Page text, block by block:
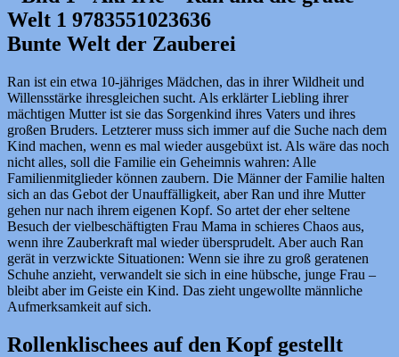
Bunte Welt der Zauberei
Ran ist ein etwa 10-jähriges Mädchen, das in ihrer Wildheit und
Willensstärke ihresgleichen sucht. Als erklärter Liebling ihrer
mächtigen Mutter ist sie das Sorgenkind ihres Vaters und ihres
großen Bruders. Letzterer muss sich immer auf die Suche nach dem
Kind machen, wenn es mal wieder ausgebüxt ist. Als wäre das noch
nicht alles, soll die Familie ein Geheimnis wahren: Alle
Familienmitglieder können zaubern. Die Männer der Familie halten
sich an das Gebot der Unauffälligkeit, aber Ran und ihre Mutter
gehen nur nach ihrem eigenen Kopf. So artet der eher seltene
Besuch der vielbeschäftigten Frau Mama in schieres Chaos aus,
wenn ihre Zauberkraft mal wieder übersprudelt. Aber auch Ran
gerät in verzwickte Situationen: Wenn sie ihre zu groß geratenen
Schuhe anzieht, verwandelt sie sich in eine hübsche, junge Frau –
bleibt aber im Geiste ein Kind. Das zieht ungewollte männliche
Aufmerksamkeit auf sich.
Rollenklischees auf den Kopf gestellt